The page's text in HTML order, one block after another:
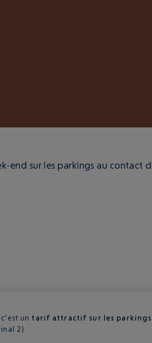
end sur les parkings au contact
un tarif attractif sur les parkings
2).